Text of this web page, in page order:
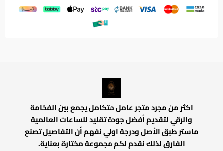
اكثر من مجرد متجر عامل متكامل يجمع بين الفخامة
والرقي لتقديم أفضل جودة تقليد للساعات العالمية
ماستر طبق الأصل ودرجة اولي نفهم أن التفاصيل تصنع
الفارق لذلك نقدم لكم مجموعة مختارة بعناية.